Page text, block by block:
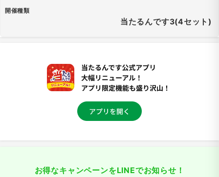
開催種類
当たるんです3(4セット)
お得なキャンペーンをLINEでお知らせ！